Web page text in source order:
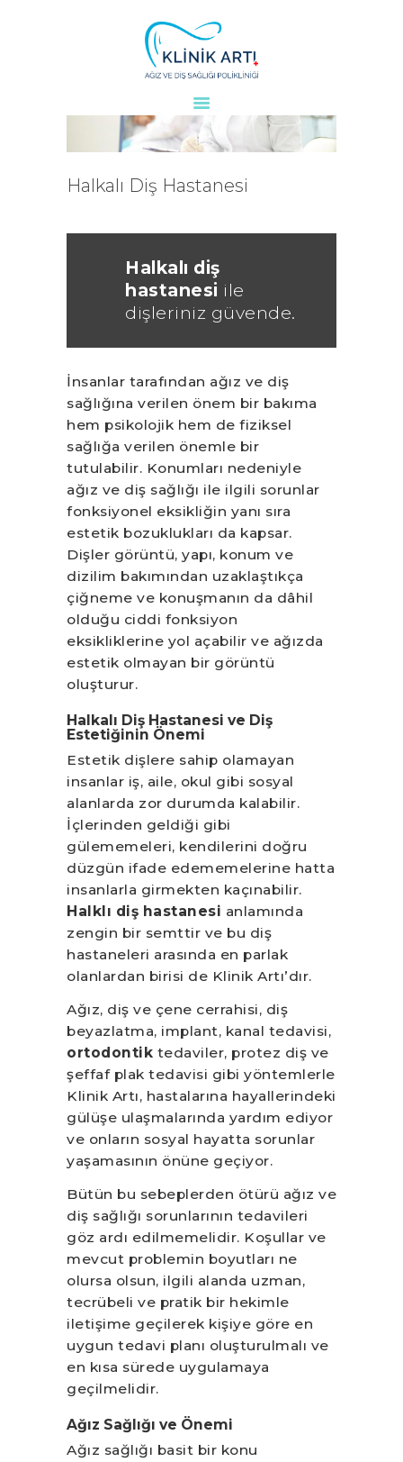
ANASAYFA
KURUMSAL
TEDAVILER
AYDINLATMA
METNI
BLOG
KLINIĞIMIZ
İLETIŞIM
Halkalı Diş Hastanesi
Halkalı diş
hastanesi ile
dişleriniz güvende.
İnsanlar tarafından ağız ve diş
sağlığına verilen önem bir bakıma
hem psikolojik hem de fiziksel
sağlığa verilen önemle bir
tutulabilir. Konumları nedeniyle
ağız ve diş sağlığı ile ilgili sorunlar
fonksiyonel eksikliğin yanı sıra
estetik bozuklukları da kapsar.
Dişler görüntü, yapı, konum ve
dizilim bakımından uzaklaştıkça
çiğneme ve konuşmanın da dâhil
olduğu ciddi fonksiyon
eksikliklerine yol açabilir ve ağızda
estetik olmayan bir görüntü
oluşturur.
Halkalı Diş Hastanesi ve Diş
Estetiğinin Önemi
Estetik dişlere sahip olamayan
insanlar iş, aile, okul gibi sosyal
alanlarda zor durumda kalabilir.
İçlerinden geldiği gibi
gülememeleri, kendilerini doğru
düzgün ifade edememelerine hatta
insanlarla girmekten kaçınabilir.
Halklı diş hastanesi anlamında
zengin bir semttir ve bu diş
hastaneleri arasında en parlak
olanlardan birisi de Klinik Artı’dır.
Ağız, diş ve çene cerrahisi, diş
beyazlatma, implant, kanal tedavisi,
ortodontik tedaviler, protez diş ve
şeffaf plak tedavisi gibi yöntemlerle
Klinik Artı, hastalarına hayallerindeki
gülüşe ulaşmalarında yardım ediyor
ve onların sosyal hayatta sorunlar
yaşamasının önüne geçiyor.
Bütün bu sebeplerden ötürü ağız ve
diş sağlığı sorunlarının tedavileri
göz ardı edilmemelidir. Koşullar ve
mevcut problemin boyutları ne
olursa olsun, ilgili alanda uzman,
tecrübeli ve pratik bir hekimle
iletişime geçilerek kişiye göre en
uygun tedavi planı oluşturulmalı ve
en kısa sürede uygulamaya
geçilmelidir.
Ağız Sağlığı ve Önemi
Ağız sağlığı basit bir konu